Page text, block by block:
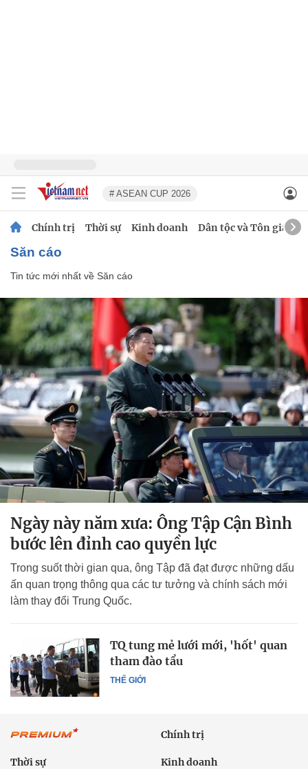
# ASEAN CUP 2026
Chính trị Thời sự Kinh doanh Dân tộc và Tôn giáo
Săn cáo
Tin tức mới nhất về Săn cáo
Ngày này năm xưa: Ông Tập Cận Bình
bước lên đỉnh cao quyền lực
Trong suốt thời gian qua, ông Tập đã đạt được những dấu
ấn quan trọng thông qua các tư tưởng và chính sách mới
làm thay đổi Trung Quốc.
THẾ GIỚI
TQ tung mẻ lưới mới, 'hốt' quan
tham đào tẩu
Chính trị
Thời sự Kinh doanh